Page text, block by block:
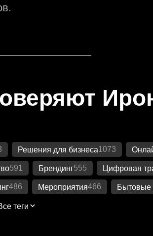
Решения для бизнеса1073
591 Брендинг555 Цифровая
486 Мероприятия466 Бытовые
теги